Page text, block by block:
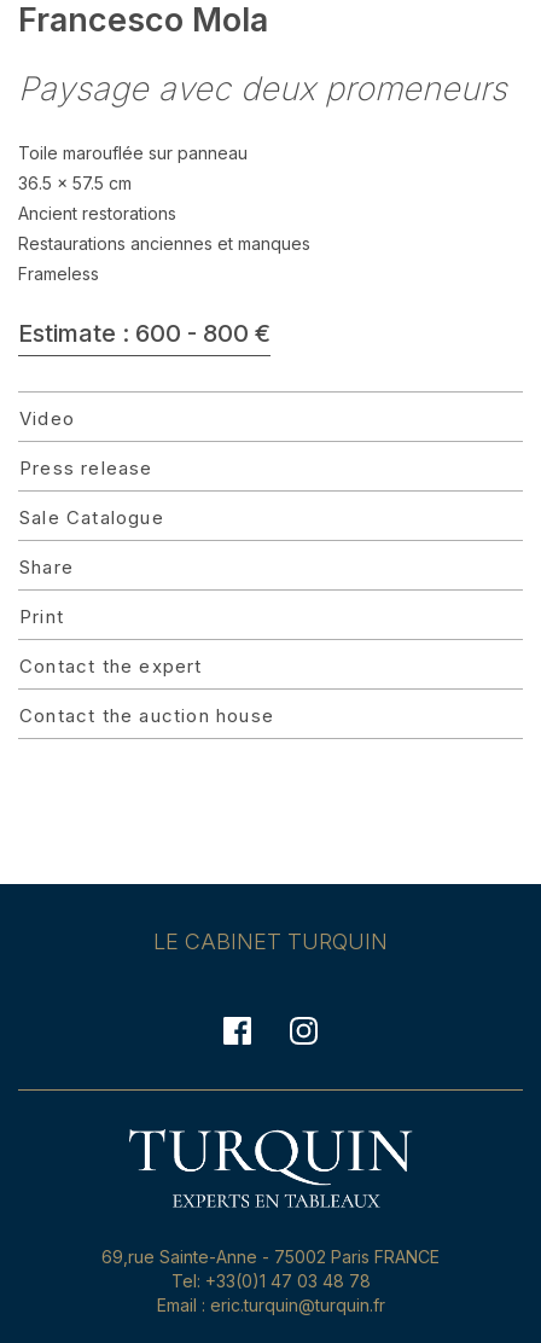
Francesco Mola
Paysage avec deux promeneurs
Toile marouflée sur panneau
36.5 x 57.5 cm
Ancient restorations
Restaurations anciennes et manques
Frameless
Estimate : 600 - 800 €
Video
Press release
Sale Catalogue
Share
Print
Contact the expert
Contact the auction house
LE CABINET TURQUIN
69,rue Sainte-Anne - 75002 Paris FRANCE
Tel: +33(0)1 47 03 48 78
Email : eric.turquin@turquin.fr